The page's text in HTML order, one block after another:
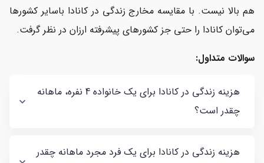
هم بالا نیست. با مقایسه مخارج زندگی در کانادا باسایر کشورها
می‌توان کانادا را حتی جز کشورهای پیشرفته ارزان در نظر گرفت.
سوالات متداول:
هزینه زندگی در کانادا برای یک خانواده 4 نفره، ماهانه
چقدر است؟
هزینه زندگی در کانادا برای یک فرد مجرد ماهانه چقدر